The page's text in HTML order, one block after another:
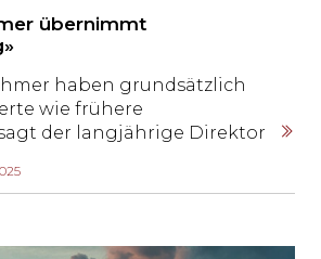
übernimmt
haben grundsätzlich
wie frühere
der langjährige Direktor
junge Leute gewichten diese